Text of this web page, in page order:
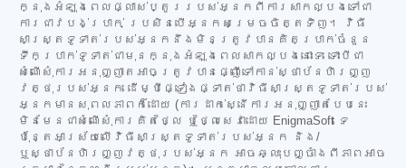
ក្នុងអំឡុងពេលផ្លាស់ប្តូររបស់អ្នកពីការសាកល្បងទៅជា
ការជាវបង់ប្រាក់ ប្រសិនបើអ្នកសម្រេចចិត្តទិញ។ វិធី
សាស្ត្រទូទាត់របស់អ្នកនឹងមិនត្រូវបានគិតប្រាក់ចំនួន
ទឹកប្រាក់ទូទាត់ជាមុនក្នុងអំឡុងពេលសាកល្បងនោះទេ ទោះបីជា
សំណើសុំការអនុញ្ញាតអាចត្រូវបានផ្ញើទៅកាន់ស្ថាប័នហិរញ្ញ
វត្ថុរបស់អ្នក ដើម្បីផ្ទៀងផ្ទាត់ថាវិធីសាស្ត្រទូទាត់របស់
អ្នកមានសុពលភាពក៏ដោយ (ការដាក់ស្នើការអនុញ្ញាតបែបនេះ
មិនមែនជាសំណើសុំការគិតថ្លៃ ឬថ្លៃសេវាដោយ EnigmaSoft ទេ
ប៉ុន្តែអាស្រ័យលើវិធីសាស្ត្រទូទាត់របស់អ្នក និង/
ឬស្ថាប័នហិរញ្ញវត្ថុរបស់អ្នក អាចឆ្លុះបញ្ចាំងពីភាពអាច